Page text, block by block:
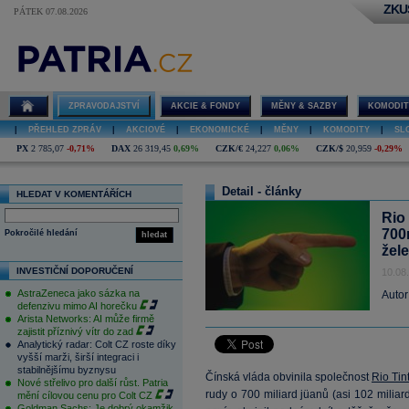
PÁTEK 07.08.2026
ZPRAVODAJSTVÍ AKCIE & FONDY MĚNY & SAZBY
PŘEHLED ZPRÁV AKCIOVÉ EKONOMICKÉ MĚNY KOMODITY
PX 2 785,07 -0,71% DAX 26 319,45 0,69% CZK/€ 24,227 0,06% CZK/$ 20,959 -0,29%
HLEDAT V KOMENTÁŘÍCH
hledat
Pokročilé hledání
INVESTIČNÍ DOPORUČENÍ
AstraZeneca jako sázka na
defenzivu mimo AI horečku
Arista Networks: AI může firmě
zajistit příznivý vítr do zad
Analytický radar: Colt CZ roste díky
vyšší marži, širší integraci i
stabilnějšímu byznysu
Nové střelivo pro další růst. Patria
mění cílovou cenu pro Colt CZ
Detail - články
Čínská vláda obvinila společnost Rio
rudy o 700 miliard jüanů (asi 102